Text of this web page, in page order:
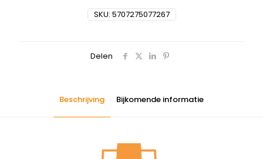
SKU: 5707275077267
Delen
Beschrijving Bijkomende informatie